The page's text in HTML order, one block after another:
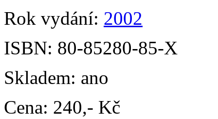
Rok vydání: 2002
ISBN: 80-85280-85-X
Skladem: ano
Cena: 240,- Kč